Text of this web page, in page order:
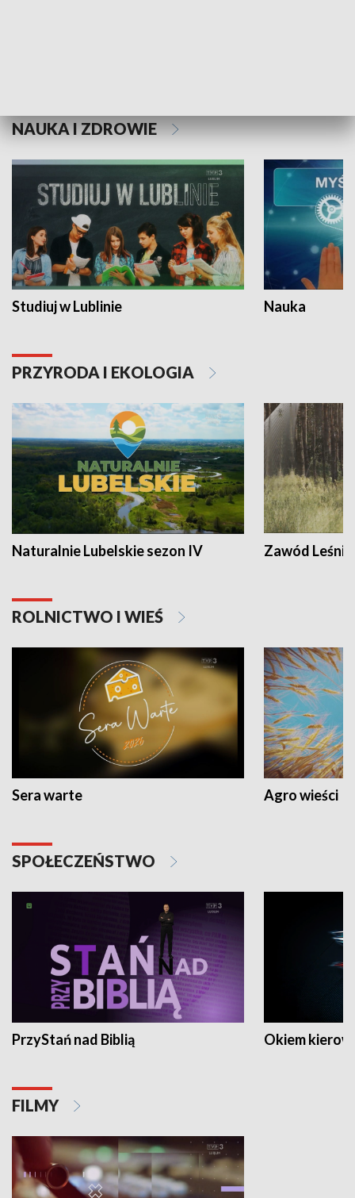
NAUKA I ZDROWIE
Studiuj w Lublinie Nauka
PRZYRODA I EKOLOGIA
Naturalnie Lubelskie sezon IV Zawód Leśnik
ROLNICTWO I WIEŚ
Sera warte Agro wieści
SPOŁECZEŃSTWO
PrzyStań nad Biblią Okiem
FILMY